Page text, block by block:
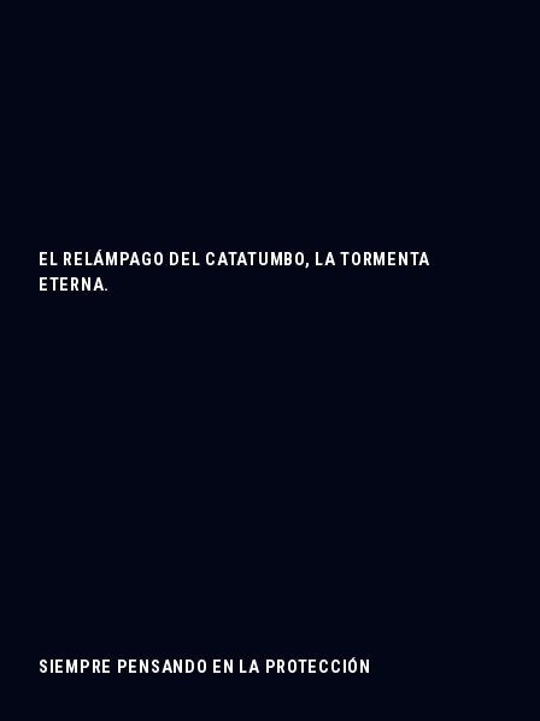
EL RELÁMPAGO DEL CATATUMBO, LA TORMENTA
ETERNA.
SIEMPRE PENSANDO EN LA PROTECCIÓN